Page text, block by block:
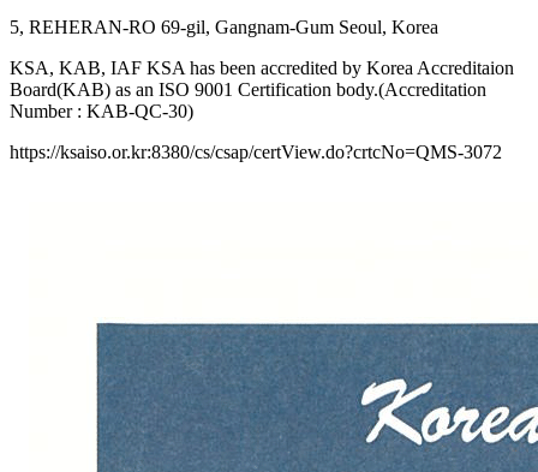
5, REHERAN-RO 69-gil, Gangnam-Gum Seoul, Korea
KSA, KAB, IAF KSA has been accredited by Korea Accreditaion
Board(KAB) as an ISO 9001 Certification body.(Accreditation
Number : KAB-QC-30)
https://ksaiso.or.kr:8380/cs/csap/certView.do?crtcNo=QMS-3072